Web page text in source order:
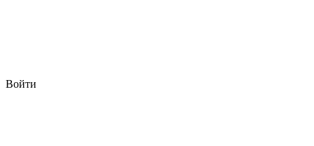
Войти